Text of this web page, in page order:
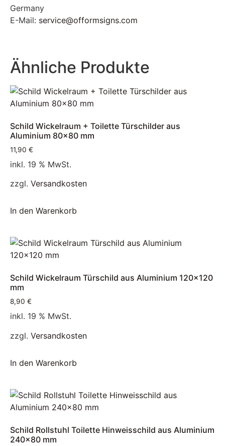
Germany
E-Mail: service@offormsigns.com
Ähnliche Produkte
Schild Wickelraum + Toilette Türschilder aus
Aluminium 80×80 mm
11,90 €
inkl. 19 % MwSt.
zzgl. Versandkosten
In den Warenkorb
Schild Wickelraum Türschild aus Aluminium 120×120
mm
8,90 €
inkl. 19 % MwSt.
zzgl. Versandkosten
In den Warenkorb
Schild Rollstuhl Toilette Hinweisschild aus Aluminium
240×80 mm